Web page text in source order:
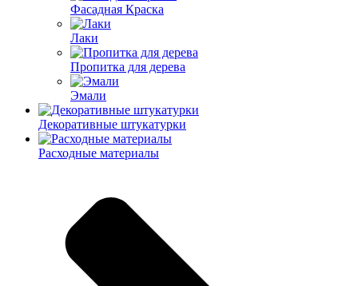
Фасадная Краска
Лаки
Пропитка для дерева
Эмали
Декоративные штукатурки
Расходные материалы